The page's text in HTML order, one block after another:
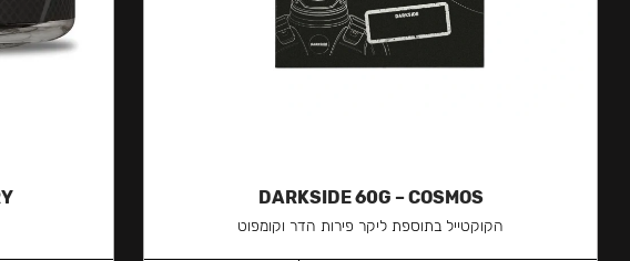
DARKSIDE 60G – COSMOS
הקוקטייל בתוספת ליקר פירות הדר וקומפוט